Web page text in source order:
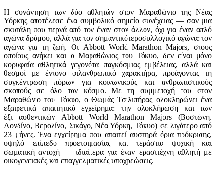
Η συνάντηση των δύο αθλητών στον Μαραθώνιο της Νέας
Υόρκης αποτέλεσε ένα συμβολικό σημείο συνέχειας — σαν μια
σκυτάλη που περνά από τον έναν στον άλλον, όχι για έναν απλό
αγώνα δρόμου, αλλά για τον σημαντικότεροσυλλογικό αγώνα: τον
αγώνα για τη ζωή. Οι Abbott World Marathon Majors, στους
οποίους ανήκει και ο Μαραθώνιος του Τόκυο, δεν είναι μόνο
κορυφαία αθλητικά γεγονότα παγκόσμιας εμβέλειας, αλλά και
θεσμοί με έντονο φιλανθρωπικό χαρακτήρα, προάγοντας τη
συγκέντρωση πόρων για κοινωνικούς και ανθρωπιστικούς
σκοπούς σε όλο τον κόσμο. Με τη συμμετοχή του στον
Μαραθώνιο του Τόκυο, ο Θωμάς Τσιλιπήρας ολοκληρώνει ένα
εξαιρετικά απαιτητικό εγχείρημα: την ολοκλήρωση και των
έξι αυθεντικών Abbott World Marathon Majors (Βοστώνη,
Λονδίνο, Βερολίνο, Σικάγο, Νέα Υόρκη, Τόκυο) σε λιγότερο από
23 μήνες. Ένα εγχείρημα που απαιτεί αυστηρά όρια πρόκρισης,
υψηλό επίπεδο προετοιμασίας και τεράστια ψυχική και
σωματική αντοχή — ιδιαίτερα για έναν ερασιτέχνη αθλητή με
οικογενειακές και επαγγελματικές υποχρεώσεις.